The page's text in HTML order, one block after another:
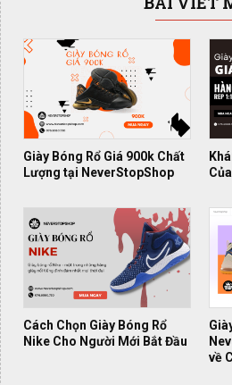
Giày Bóng Rổ Giá 900k Chất
Lượng tại NeverStopShop
Cách Chọn Giày Bóng Rổ
Nike Cho Người Mới Bắt Đầu
về